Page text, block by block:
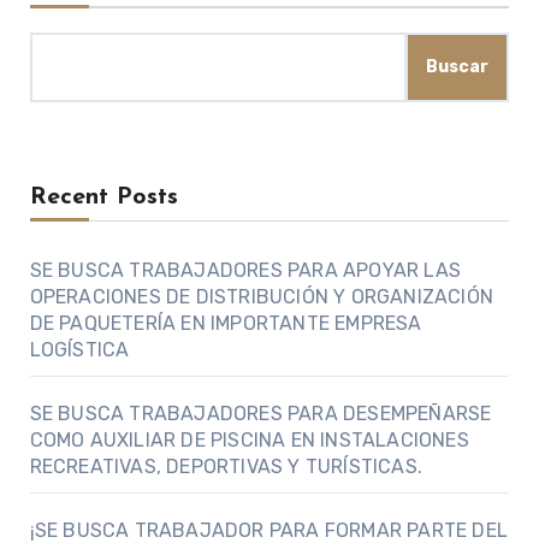
Buscar
Recent Posts
SE BUSCA TRABAJADORES PARA APOYAR LAS
OPERACIONES DE DISTRIBUCIÓN Y ORGANIZACIÓN
DE PAQUETERÍA EN IMPORTANTE EMPRESA
LOGÍSTICA
SE BUSCA TRABAJADORES PARA DESEMPEÑARSE
COMO AUXILIAR DE PISCINA EN INSTALACIONES
RECREATIVAS, DEPORTIVAS Y TURÍSTICAS.
¡SE BUSCA TRABAJADOR PARA FORMAR PARTE DEL